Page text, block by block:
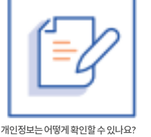
개인정보는 어떻게 확인할 수 있나요?